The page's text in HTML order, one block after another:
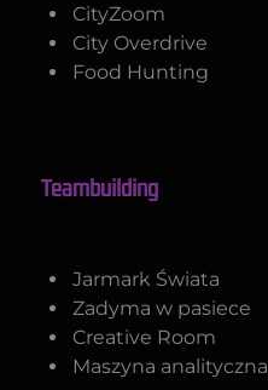
CityZoom
City Overdrive
Food Hunting
Teambuilding
Jarmark Świata
Zadyma w pasiece
Creative Room
Maszyna analityczna